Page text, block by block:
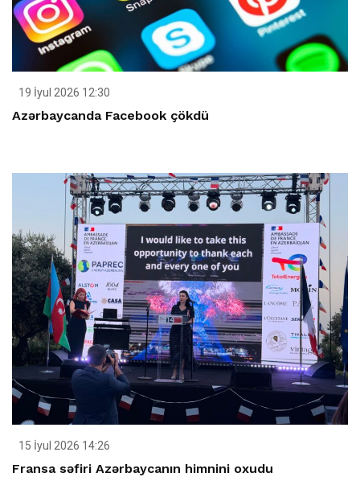
19 İyul 2026 12:30
Azərbaycanda Facebook çökdü
15 İyul 2026 14:26
Fransa səfiri Azərbaycanın himnini oxudu